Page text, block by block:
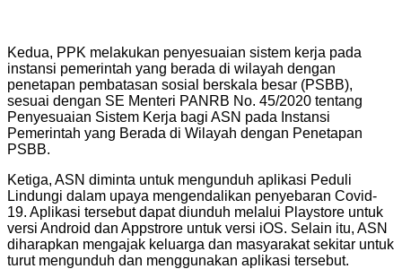
Kedua, PPK melakukan penyesuaian sistem kerja pada
instansi pemerintah yang berada di wilayah dengan
penetapan pembatasan sosial berskala besar (PSBB),
sesuai dengan SE Menteri PANRB No. 45/2020 tentang
Penyesuaian Sistem Kerja bagi ASN pada Instansi
Pemerintah yang Berada di Wilayah dengan Penetapan
PSBB.
Ketiga, ASN diminta untuk mengunduh aplikasi Peduli
Lindungi dalam upaya mengendalikan penyebaran Covid-
19. Aplikasi tersebut dapat diunduh melalui Playstore untuk
versi Android dan Appstrore untuk versi iOS. Selain itu, ASN
diharapkan mengajak keluarga dan masyarakat sekitar untuk
turut mengunduh dan menggunakan aplikasi tersebut.